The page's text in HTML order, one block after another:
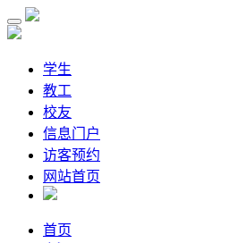
学生
教工
校友
信息门户
访客预约
网站首页
首页